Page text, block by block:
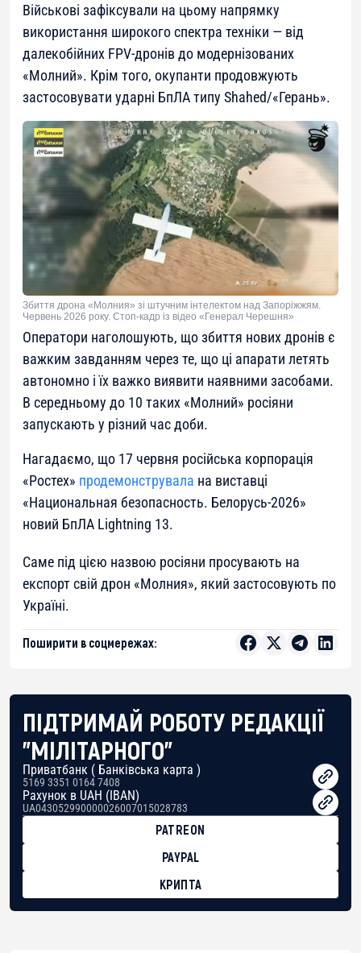
Військові зафіксували на цьому напрямку
використання широкого спектра техніки — від
далекобійних FPV-дронів до модернізованих
«Молний». Крім того, окупанти продовжують
застосовувати ударні БпЛА типу Shahed/«Герань».
Збиття дрона «Молния» зі штучним інтелектом над Запоріжжям.
Червень 2026 року. Стоп-кадр із відео «Генерал Черешня»
Оператори наголошують, що збиття нових дронів є
важким завданням через те, що ці апарати летять
автономно і їх важко виявити наявними засобами.
В середньому до 10 таких «Молний» росіяни
запускають у різний час доби.
Нагадаємо, що 17 червня російська корпорація
«Ростех» продемонструвала на виставці
«Национальная безопасность. Белорусь-2026»
новий БпЛА Lightning 13.
Саме під цією назвою росіяни просувають на
експорт свій дрон «Молния», який застосовують по
Україні.
Поширити в соцмережах:
ПІДТРИМАЙ РОБОТУ РЕДАКЦІЇ
"МІЛІТАРНОГО"
Приватбанк ( Банківська карта )
5169 3351 0164 7408
Рахунок в UAH (IBAN)
UA043052990000026007015028783
PATREON
PAYPAL
КРИПТА